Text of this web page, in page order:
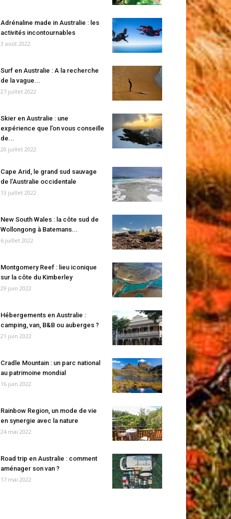
Adrénaline made in Australie : les
activités incontournables
3 août 2022
Surf en Australie : A la recherche
de la vague...
27 juillet 2022
Skier en Australie : une
expérience que l’on vous conseille
de...
20 juillet 2022
Cape Arid, le grand sud sauvage
de l’Australie occidentale
13 juillet 2022
New South Wales : la côte sud de
Wollongong à Batemans...
6 juillet 2022
Montgomery Reef : lieu iconique
sur la côte du Kimberley
29 juin 2022
Hébergements en Australie :
camping, van, B&B ou auberges ?
21 juin 2022
Cradle Mountain : un parc national
au patrimoine mondial
16 juin 2022
Rainbow Region, un mode de vie
en synergie avec la nature
24 mai 2022
Road trip en Australie : comment
aménager son van ?
17 mai 2022